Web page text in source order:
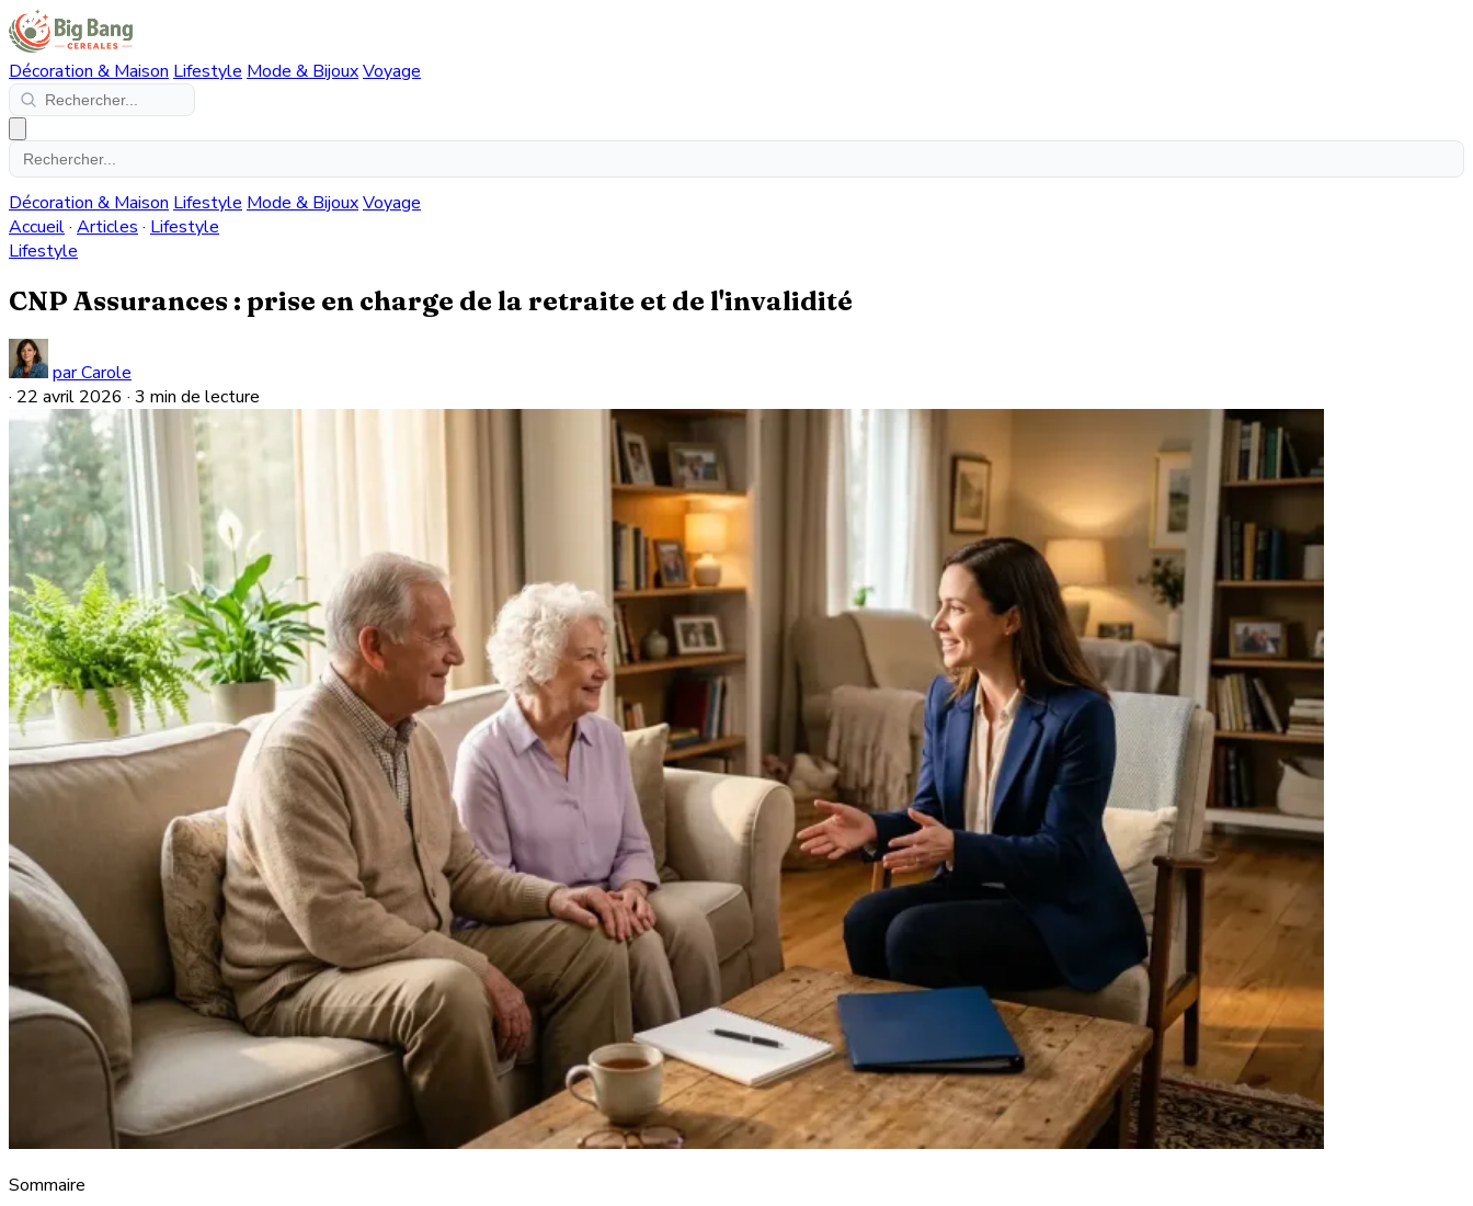
Décoration & Maison Lifestyle Mode & BijouxVoyage
Décoration & Maison Lifestyle Mode & BijouxVoyage
Accueil· Articles · Lifestyle
Lifestyle
CNP Assurances : prise en charge de la retraite et de l'invalidité
par Carole
· 22 avril 2026 · 3 min de lecture
Sommaire